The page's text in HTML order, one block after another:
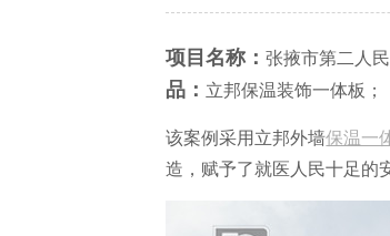
项目名称：张掖市第二人
品： 立邦保温装饰一体板 ；
该案例采用立邦外墙保温一
造，赋予了就医人民十足的